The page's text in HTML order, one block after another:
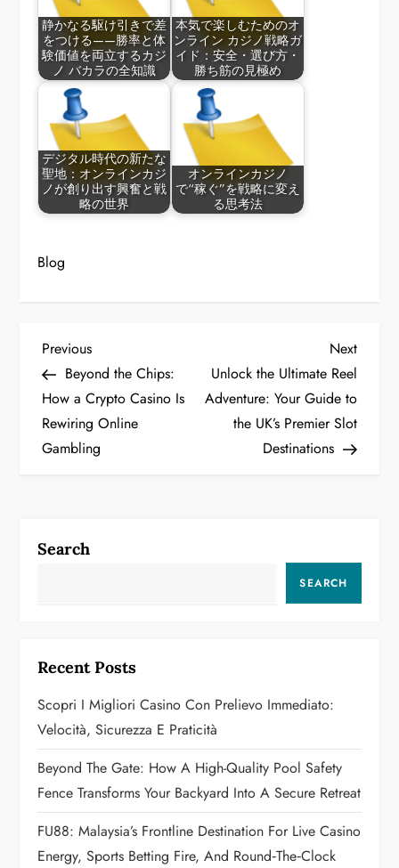
静かなる駆け引きで差
をつける——勝率と体
験価値を両立するカジ
ノ バカラの全知識
本気で楽しむためのオ
ンライン カジノ戦略ガ
イド：安全・選び方・
勝ち筋の見極め
デジタル時代の新たな
聖地：オンラインカジ
ノが創り出す興奮と戦
略の世界
オンラインカジノ
で“稼ぐ”を戦略に変え
る思考法
Blog
P
o
s
a
g
a
t
i
o
Previous
Post
Previous
Beyond the Chips:
How a Crypto Casino Is
Rewiring Online
Gambling
Next
Post
Next
Unlock the Ultimate Reel
Adventure: Your Guide to
the UK’s Premier Slot
Destinations
Search
SEARCH
Recent Posts
Scopri I Migliori Casino Con Prelievo Immediato:
Velocità, Sicurezza E Praticità
Beyond The Gate: How A High-Quality Pool Safety
Fence Transforms Your Backyard Into A Secure Retreat
FU88: Malaysia’s Frontline Destination For Live Casino
Energy, Sports Betting Fire, And Round‑the‑Clock